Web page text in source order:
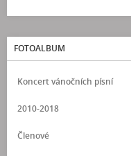
FOTOALBUM
Koncert vánočních písní
2010-2018
Členové